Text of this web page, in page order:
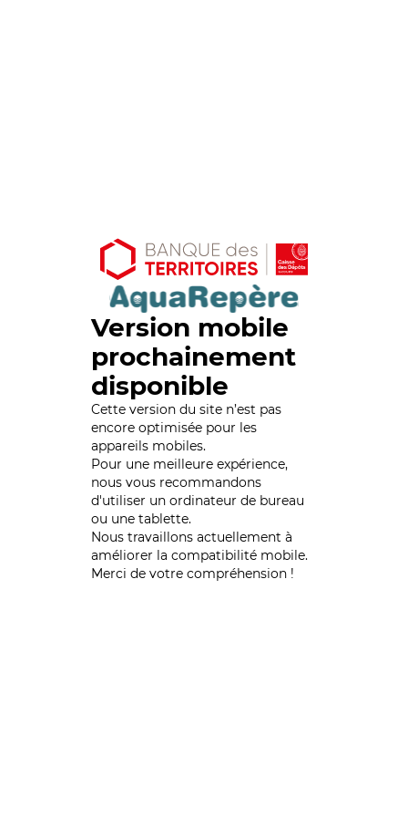
Version mobile
prochainement
disponible
Cette version du site n’est pas
encore optimisée pour les
appareils mobiles.
Pour une meilleure expérience,
nous vous recommandons
d'utiliser un ordinateur de bureau
ou une tablette.
Nous travaillons actuellement à
améliorer la compatibilité mobile.
Merci de votre compréhension !